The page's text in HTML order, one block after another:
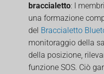
braccialetto: I
una formazione
del Braccialetto
monitoraggio della
della posizione,
funzione SOS. Ciò